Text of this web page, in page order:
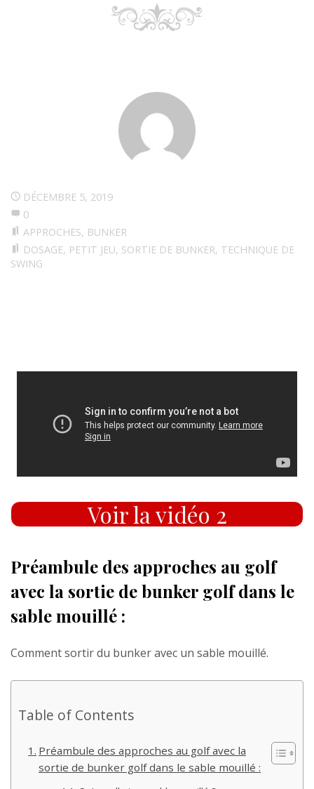
DÉCEMBRE 5, 2019
0
APPROCHES, BUNKER
DOSAGE, PETIT JEU, SORTIE DE BUNKER, TECHNIQUE DE
SWING
Voir la vidéo 2
Préambule des approches au golf
avec la sortie de bunker golf dans le
sable mouillé :
Comment sortir du bunker avec un sable mouillé.
Table of Contents
Préambule des approches au golf avec la
sortie de bunker golf dans le sable mouillé :